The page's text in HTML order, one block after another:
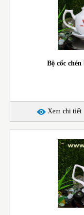
Bộ cốc
Xem chi tiết